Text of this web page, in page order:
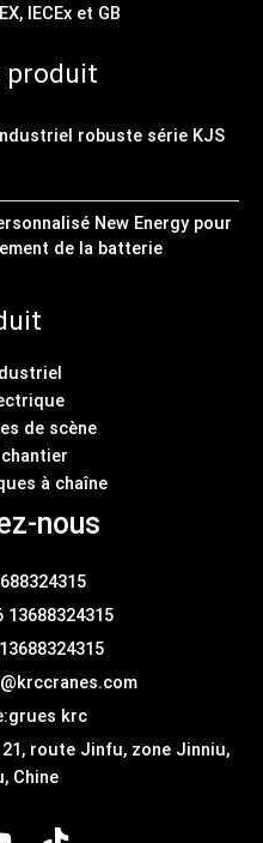
IECEx et GB
produit
robuste série KJS
New Energy pour
de la batterie
de scène
à chaîne
nous
13688324315
grues krc
route Jinfu, zone Jinniu,
Chine